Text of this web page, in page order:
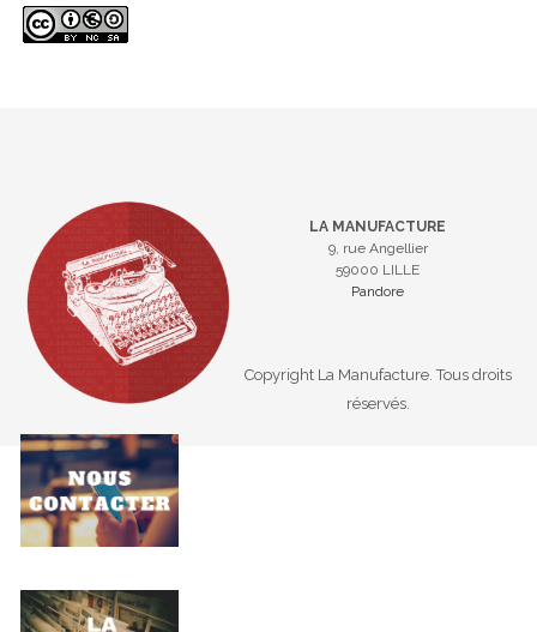
LA MANUFACTURE
9, rue Angellier
59000 LILLE
Pandore
Copyright La Manufacture. Tous droits
réservés.